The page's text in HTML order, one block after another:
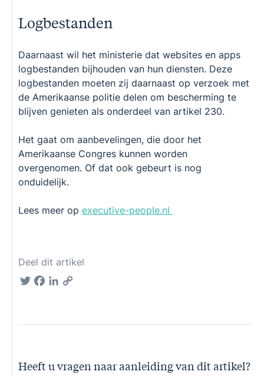
Logbestanden
Daarnaast wil het ministerie dat websites en apps
logbestanden bijhouden van hun diensten. Deze
logbestanden moeten zij daarnaast op verzoek met
de Amerikaanse politie delen om bescherming te
blijven genieten als onderdeel van artikel 230.
Het gaat om aanbevelingen, die door het
Amerikaanse Congres kunnen worden
overgenomen. Of dat ook gebeurt is nog
onduidelijk.
Lees meer op executive-people.nl
Deel dit artikel
TwitterFacebook
LinkedIn
Heeft u vragen naar aanleiding van dit artikel?